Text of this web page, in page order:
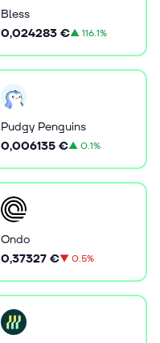
Bless
0,024283 €▲116.1%
Pudgy Penguins
0,006135 €▲0.1%
Ondo
0,37327 €▼0.5%